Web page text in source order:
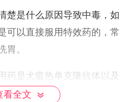
是什么原因导致中毒，如
可以直接服用特效药的，常
胃。
是犬瘟热单克隆抗体以及
呕吐症状可以注射注射庆大
看全文